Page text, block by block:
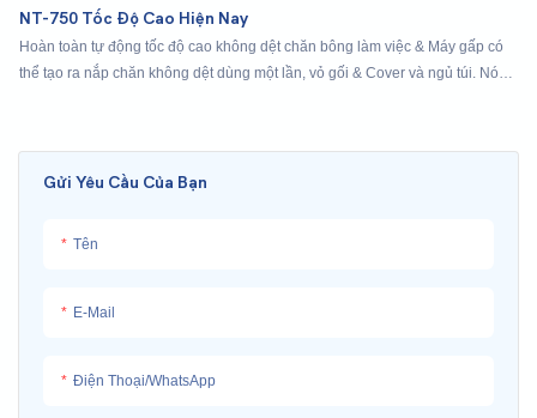
Gửi Yêu Cầu Của Bạn
Tên
E-Mail
Điện Thoại/whatsApp
NT-750 Tốc Độ Cao Hiện Nay
Hoàn toàn tự động tốc độ cao không dệt chăn bông làm việc & Máy gấp có
thể tạo ra nắp chăn không dệt dùng một lần, vỏ gối & Cover và ngủ túi. Nó